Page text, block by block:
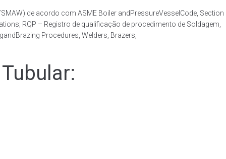
de acordo com ASME Boiler andPressureVesselCode, Section
RQP – Registro de qualificação de procedimento de Soldagem,
Procedures, Welders, Brazers,